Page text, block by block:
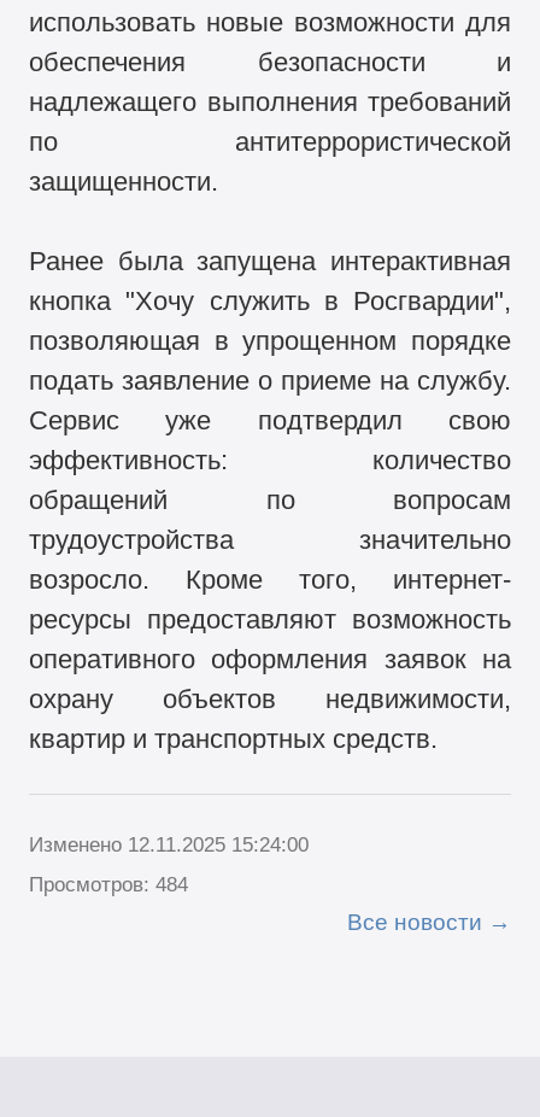
использовать новые возможности для
обеспечения безопасности и
надлежащего выполнения требований
по антитеррористической
защищенности.
Ранее была запущена интерактивная
кнопка "Хочу служить в Росгвардии",
позволяющая в упрощенном порядке
подать заявление о приеме на службу.
Сервис уже подтвердил свою
эффективность: количество
обращений по вопросам
трудоустройства значительно
возросло. Кроме того, интернет-
ресурсы предоставляют возможность
оперативного оформления заявок на
охрану объектов недвижимости,
квартир и транспортных средств.
Изменено 12.11.2025 15:24:00
Просмотров: 484
Все новости